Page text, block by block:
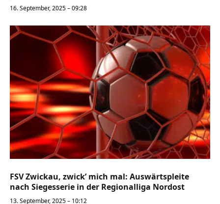
16. September, 2025 – 09:28
FSV Zwickau, zwick’ mich mal: Auswärtspleite
nach Siegesserie in der Regionalliga Nordost
13. September, 2025 – 10:12